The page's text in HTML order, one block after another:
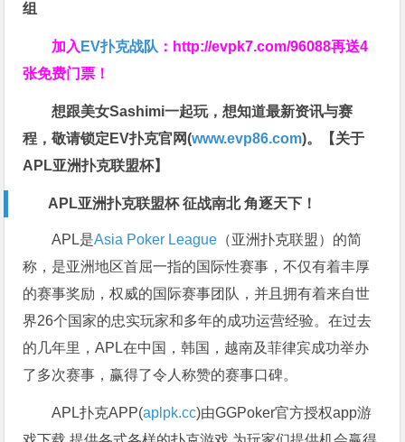
组
加入 EV扑克战队 ： http://evpk7.com/96088再送4
张免费门票！
想跟美女Sashimi一起玩，想知道最新资讯与赛
程，敬请锁定EV扑克官网(www.evp86.com)。
【关于
APL亚洲扑克联盟杯】
APL亚洲扑克联盟杯 征战南北 角逐天下！
APL是Asia Poker League （亚洲扑克联盟）的简
称，是亚洲地区首屈一指的国际性赛事，不仅有着丰厚
的赛事奖励，权威的国际赛事团队，并且拥有着来自世
界26个国家的忠实玩家和多年的成功运营经验。在过去
的几年里，APL在中国，韩国，越南及菲律宾成功举办
了多次赛事，赢得了令人称赞的赛事口碑。
APL扑克APP(aplpk.cc)由GGPoker官方授权app游